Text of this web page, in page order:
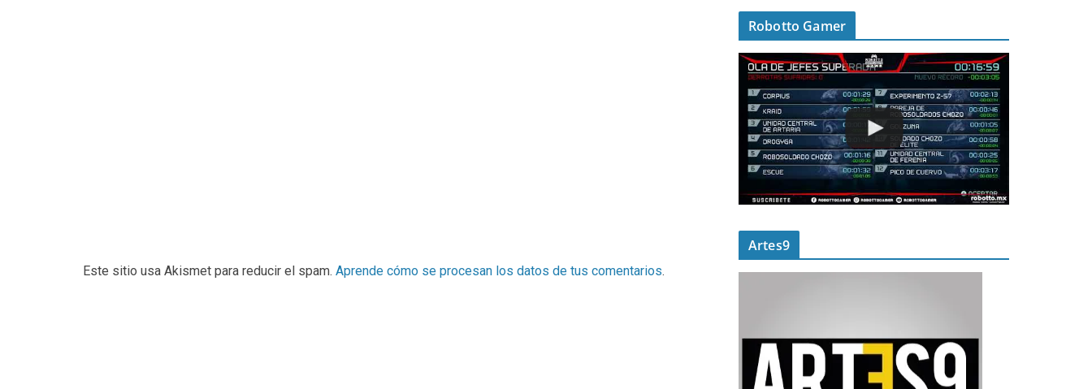
Este sitio usa Akismet para reducir el spam. Aprende cómo se procesan los datos de tus comentarios.
Robotto Gamer
Artes9